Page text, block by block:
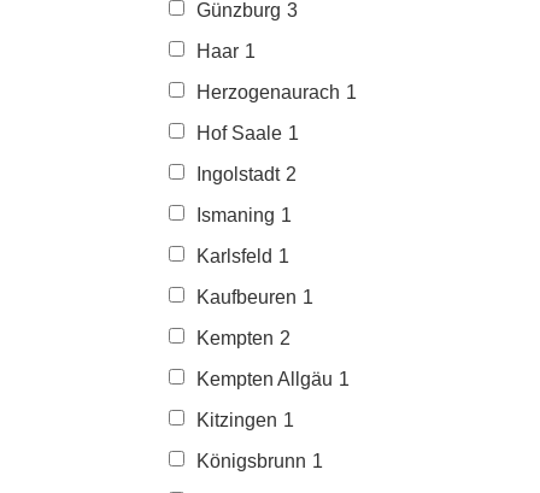
Günzburg 3
Haar 1
Herzogenaurach 1
Hof Saale 1
Ingolstadt 2
Ismaning 1
Karlsfeld 1
Kaufbeuren 1
Kempten 2
Kempten Allgäu 1
Kitzingen 1
Königsbrunn 1